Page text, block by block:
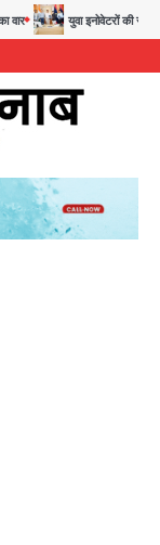
युवा इनोवेटरों की सोच से हाईटेक